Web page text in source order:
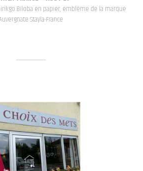
Biloba en papier, emblème de la marque
Stayla-France